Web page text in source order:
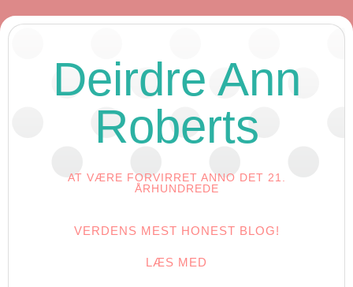
Deirdre Ann
Roberts
AT VÆRE FORVIRRET ANNO DET 21.
ÅRHUNDREDE
VERDENS MEST HONEST BLOG!
LÆS MED